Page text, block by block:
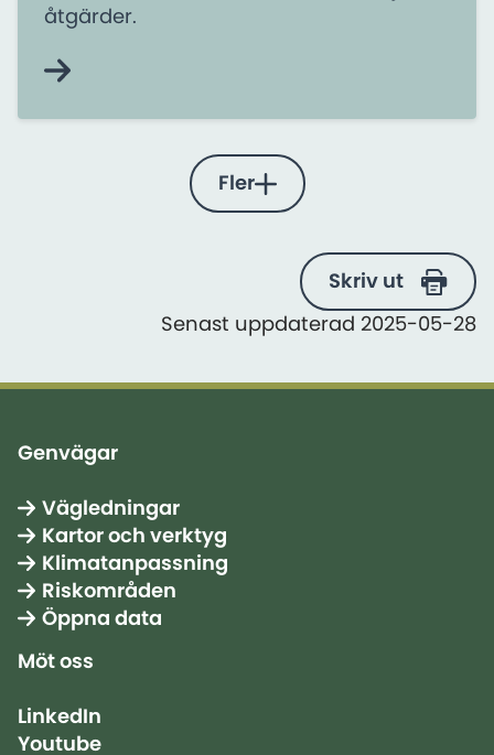
åtgärder.
Fler
Skriv ut
Senast uppdaterad 2025-05-28
Genvägar
Vägledningar
Kartor och verktyg
Klimatanpassning
Riskområden
Öppna data
Möt oss
LinkedIn
Youtube